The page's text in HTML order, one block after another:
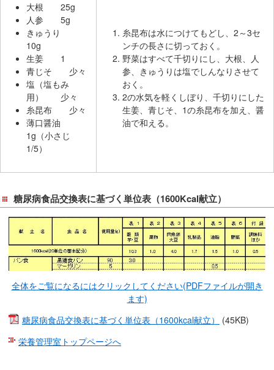
大根 25g
人参 5g
きゅうり
10g
生姜 1
青じそ 少々
塩（塩もみ
用） 少々
糸昆布 少々
薄口醤油
1g（小さじ
1/5）
糸昆布は水につけてもどし、2～3セ
ンチの長さに切っておく。
野菜はすべて千切りにし、大根、人
参、きゅうりは塩でしんなりさせて
おく。
2の水気を軽くしぼり、千切りにした
生姜、青じそ、1の糸昆布を加え、醤
油で和える。
糖尿病食品交換表に基づく単位表（1600Kcal献立）
全体をご覧になるにはクリックしてください(PDFファイルが開き
ます)
糖尿病食品交換表に基づく単位表（1600kcal献立）
(45KB)
栄養管理室トップページへ